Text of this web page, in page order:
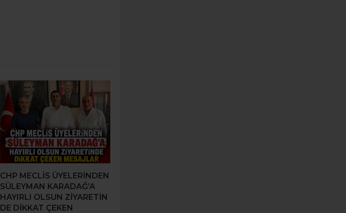
CHP MECLİS ÜYELERİNDEN
SÜLEYMAN KARADAĞ’A
HAYIRLI OLSUN ZİYARETİN
DE DİKKAT ÇEKEN